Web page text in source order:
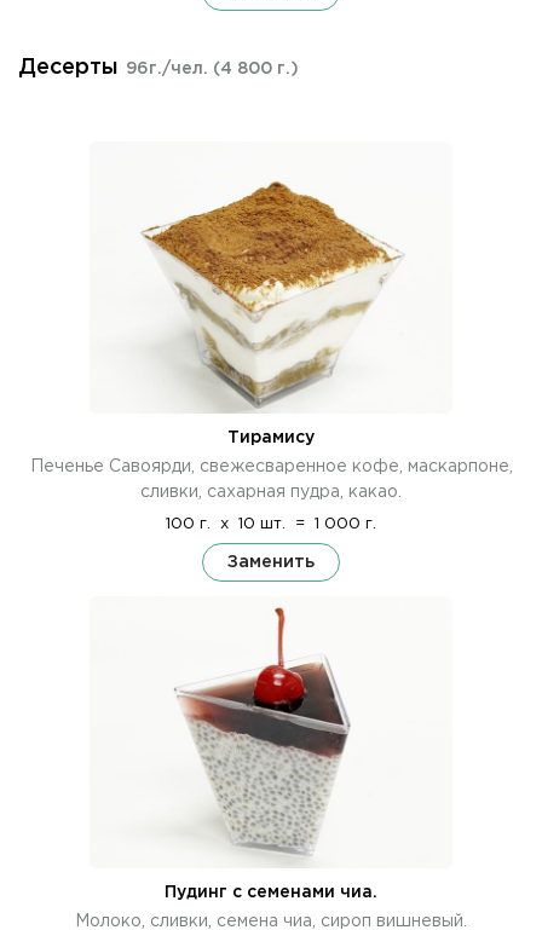
Десерты 96г./чел. (4 800 г.)
Тирамису
Печенье Савоярди, свежесваренное кофе, маскарпоне,
сливки, сахарная пудра, какао.
100 г. x 10 шт. = 1 000 г.
Заменить
Пудинг с семенами чиа.
Молоко, сливки, семена чиа, сироп вишневый.